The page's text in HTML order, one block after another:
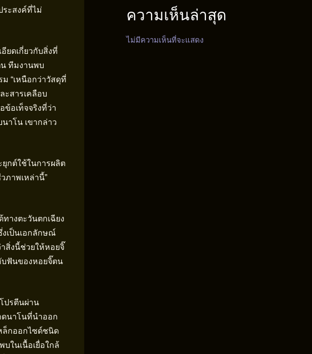
ระสงค์ที่ไม่
ยดเกี่ยวกับสิ่งที่
ทีมงานพบ
“เหนือกว่าวัสดุที่
ะสารเคลือบ
ข้อเท็จจริงที่ว่า
าโน เขากล่าว
กต์ใช้ในการผลิต
ภาพเหล่านี้”
างตะวันตกเฉียง
งเป็นเอกลักษณ์
สิ่งนี้ช่วยให้หอยจิ๊
บฟันของหอยจิ๊ตน
ปรตีนผ่าน
ดนาโนที่นำออก
ล็กออกไซด์ชนิด
ในเนื้อเยื่อใกล้
ความเห็นล่าสุด
ไม่มีความเห็นที่จะแสดง